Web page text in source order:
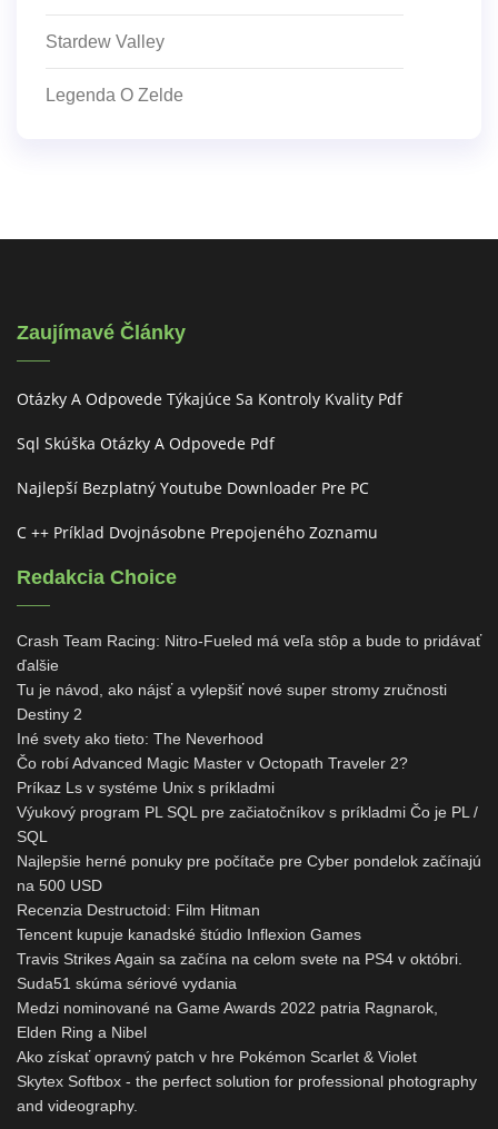
Stardew Valley
Legenda O Zelde
Zaujímavé Články
Otázky A Odpovede Týkajúce Sa Kontroly Kvality Pdf
Sql Skúška Otázky A Odpovede Pdf
Najlepší Bezplatný Youtube Downloader Pre PC
C ++ Príklad Dvojnásobne Prepojeného Zoznamu
Redakcia Choice
Crash Team Racing: Nitro-Fueled má veľa stôp a bude to pridávať
ďalšie
Tu je návod, ako nájsť a vylepšiť nové super stromy zručnosti
Destiny 2
Iné svety ako tieto: The Neverhood
Čo robí Advanced Magic Master v Octopath Traveler 2?
Príkaz Ls v systéme Unix s príkladmi
Výukový program PL SQL pre začiatočníkov s príkladmi Čo je PL /
SQL
Najlepšie herné ponuky pre počítače pre Cyber ​​pondelok začínajú
na 500 USD
Recenzia Destructoid: Film Hitman
Tencent kupuje kanadské štúdio Inflexion Games
Travis Strikes Again sa začína na celom svete na PS4 v októbri.
Suda51 skúma sériové vydania
Medzi nominované na Game Awards 2022 patria Ragnarok,
Elden Ring a Nibel
Ako získať opravný patch v hre Pokémon Scarlet & Violet
Skytex Softbox - the perfect solution for professional photography
and videography.